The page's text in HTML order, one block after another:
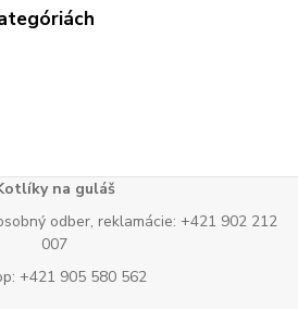
na guláš
odber, reklamácie: +421 902 212
007
+421 905 580 562